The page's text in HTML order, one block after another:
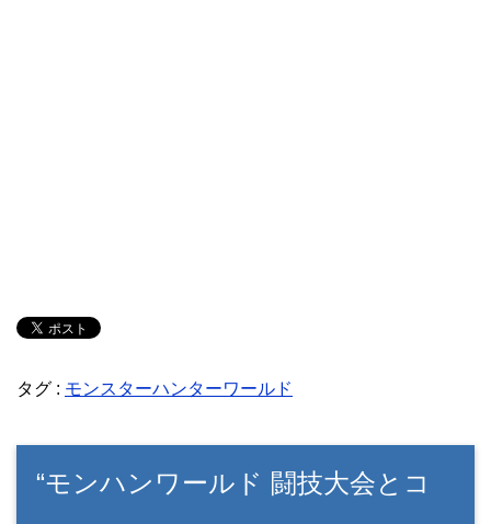
タグ : モンスターハンターワールド
“モンハンワールド 闘技大会とコ